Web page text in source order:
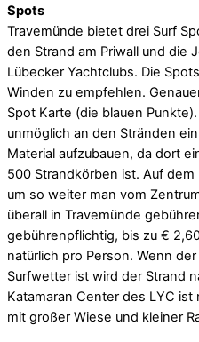
Spots
Travemünde bietet drei Surf
den Strand am Priwall und die
Lübecker Yachtclubs. Die
Winden zu empfehlen.
Spot Karte (die blauen
unmöglich an den Stränden
Material aufzubauen, da dort
500 Strandkörben ist. Auf
um so weiter man vom
überall in Travemünde
gebührenpflichtig, bis zu €
natürlich pro Person. Wenn
Surfwetter ist wird der Strand
Katamaran Center des LYC ist
mit großer Wiese und kleiner